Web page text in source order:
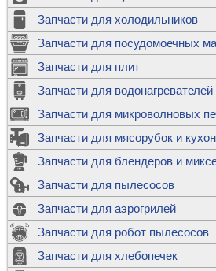
Запчасти для холодильников
Запчасти для посудомоечных
Запчасти для плит
Запчасти для водонагревателей
Запчасти для микроволновых
Запчасти для мясорубок и
Запчасти для блендеров и
Запчасти для пылесосов
Запчасти для аэрогрилей
Запчасти для робот пылесосов
Запчасти для хлебопечек